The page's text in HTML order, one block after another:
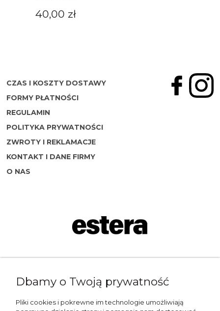
40,00 zł
CZAS I KOSZTY DOSTAWY
FORMY PŁATNOŚCI
REGULAMIN
POLITYKA PRYWATNOŚCI
ZWROTY I REKLAMACJE
KONTAKT I DANE FIRMY
O NAS
shop@esterashop.com
Dbamy o Twoją prywatność
Pliki cookies i pokrewne im technologie umożliwiają